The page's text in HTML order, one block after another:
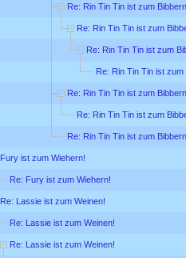
Re: Rin Tin Tin ist zum
Re: Rin Tin Tin ist zum
Re: Rin Tin Tin ist zum
Re: Rin Tin Tin ist zum
Re: Rin Tin Tin ist zum
Re: Rin Tin Tin ist zum
Re: Rin Tin Tin ist zum
Fury ist zum Wiehern!
Re: Fury ist zum Wiehern!
Re: Lassie ist zum Weinen!
Re: Lassie ist zum Weinen!
Re: Lassie ist zum Weinen!